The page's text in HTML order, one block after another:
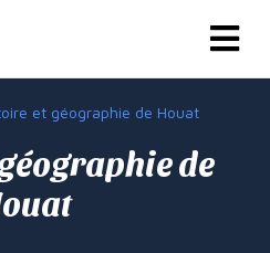
et géographie de Houat
de